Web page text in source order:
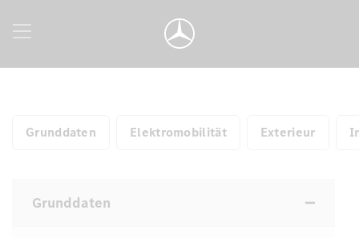
Grunddaten Elektromobilität Exterieur
Grunddaten